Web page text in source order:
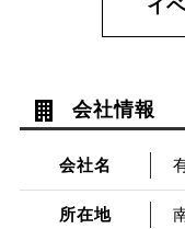
イ
会社情報
会社名
所在地